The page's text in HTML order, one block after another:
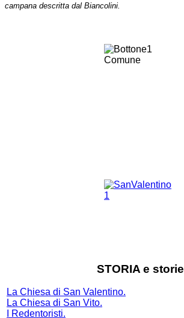
campana descritta dal Biancolini.
STORIA e storie
La Chiesa di San Valentino.
La Chiesa di San Vito.
I Redentoristi.